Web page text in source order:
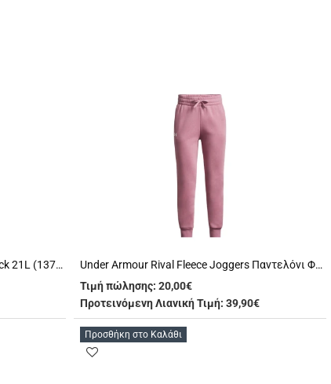
Under Armour Triumph Sport Backpack 21L (1372290 001)
Under Armour Rival Fleece Joggers Παντελόνι Φόρμας (1379525 697)
Τιμή πώλησης: 20,00€
Προτεινόμενη Λιανική Τιμή: 39,90€
Προσθήκη στο Καλάθι